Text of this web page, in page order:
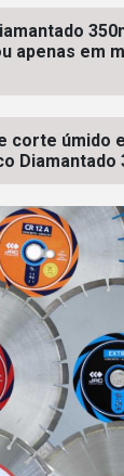
apenas em
corte úmido
Diamantado